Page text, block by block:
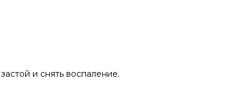
и снять воспаление.